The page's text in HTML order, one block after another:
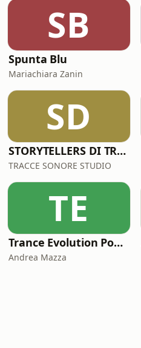
SB
Spunta Blu
Mariachiara Zanin
SD
STORYTELLERS DI TRACCESONORE STUDIO
TRACCE SONORE STUDIO
TE
Trance Evolution Podcast
Andrea Mazza